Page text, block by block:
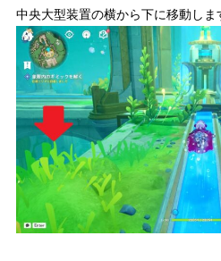
中央大型装置の横から下に移動しま